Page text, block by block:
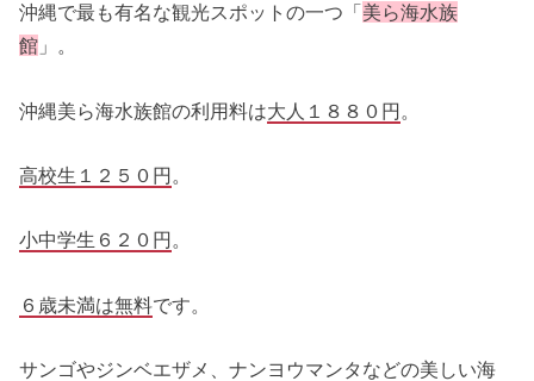
沖縄で最も有名な観光スポットの一つ「美ら海水族
館 」。
沖縄美ら海水族館の利用料は大人１８８０円
高校生１２５０円 。
小中学生６２０円 。
６歳未満は無料です。
サンゴやジンベエザメ、ナンヨウマンタなどの美しい海